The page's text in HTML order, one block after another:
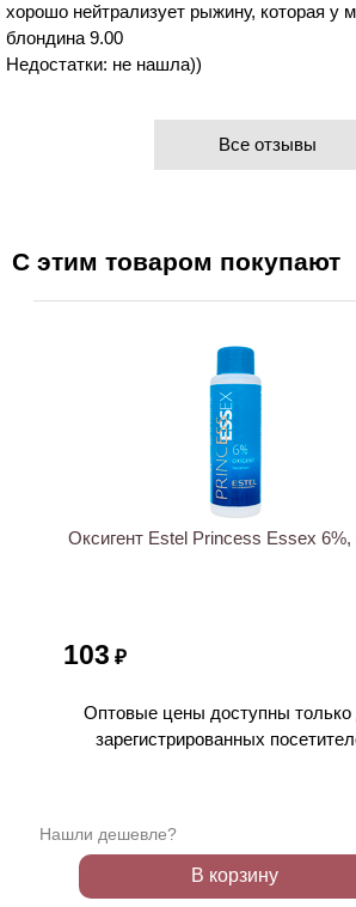
хорошо нейтрализует рыжину, которая у
блондина 9.00
Недостатки: не нашла))
Все отзывы
С этим товаром покупают
Оксигент Estel Princess Essex
103 ₽
Оптовые цены доступны только
зарегистрированных
Нашли дешевле?
В корзину